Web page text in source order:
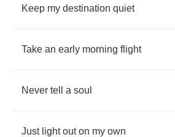
Keep my destination quiet
Take an early morning flight
Never tell a soul
Just light out on my own